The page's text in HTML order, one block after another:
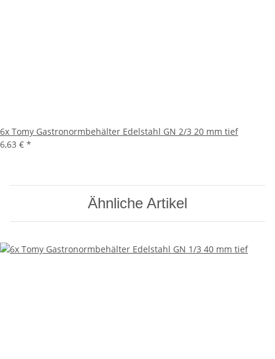
6x Tomy Gastronormbehälter Edelstahl GN 2/3 20 mm tief
6,63 € *
Ähnliche Artikel